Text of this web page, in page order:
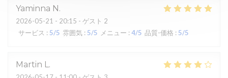
Yaminna N
2026-05-21 - 20:15 - ゲスト 2
サービス : 5/5 雰囲気 : 5/5 メニュー : 4/5 品質-価格 : 5/5
Martin L